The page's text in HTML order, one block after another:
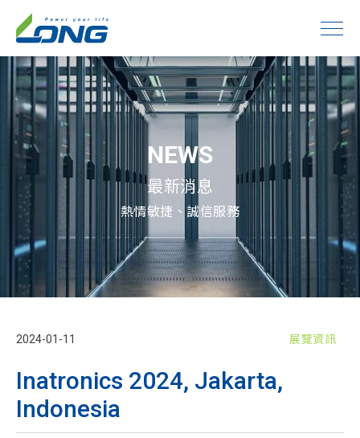
NEWS
最新消息
熱情敏捷、誠信服務
2024-01-11 展覽資訊
Inatronics 2024, Jakarta,
Indonesia